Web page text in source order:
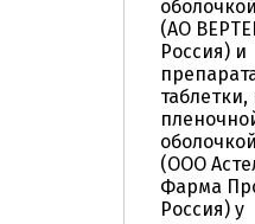
(АО
Россия) и
(ООО
Фарма
Россия) у